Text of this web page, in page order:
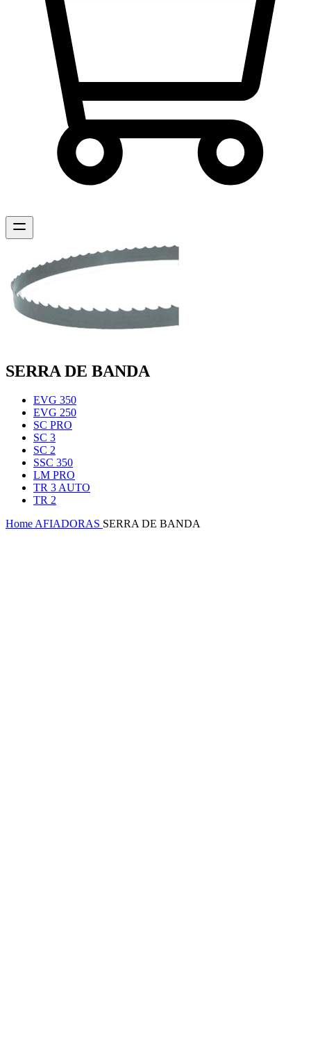
SERRA DE BANDA
EVG 350
EVG 250
SC PRO
SC 3
SC 2
SSC 350
LM PRO
TR 3 AUTO
TR 2
HomeAFIADORAS SERRA DE BANDA